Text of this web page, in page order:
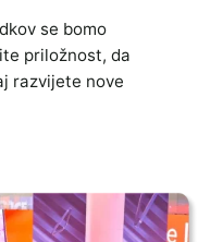
se bomo
priložnost, da
razvijete nove